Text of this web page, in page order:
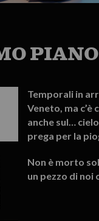
PIANO
Temporali in
Veneto, ma c’è
anche sul…
prega per la
Non è morto
un pezzo di noi